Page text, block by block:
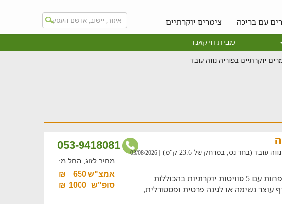
עם בריכה
צימרים יוקרתיים
מבית וויקאנד
יוקרתיים בפוריה נווה עובד
053-9418081
עובד (בחד נס, במרחק של 23.6 ק"מ) | 03/08/2026
מתפ נופש לזוגות ומשפחות עם 5 סוויטות יוקרתיות בהכוללות
עוצר נשימה או לגינה פרטית ופסטורלית,
מחיר לזוג, החל מ:
אמצ"ש650
₪
סופ"ש
1000
₪